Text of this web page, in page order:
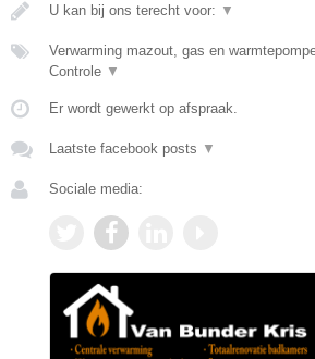
U kan bij ons terecht voor: ▼
Verwarming mazout, gas en
Controle ▼
Er wordt gewerkt op afspraak.
Laatste facebook posts ▼
Sociale media: